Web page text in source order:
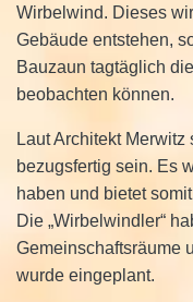
Wirbelwind. Dieses
Gebäude entstehen,
Bauzaun tagtäglich
beobachten können.
Laut Architekt
bezugsfertig sein. Es
haben und bietet
Die „Wirbelwindler“
Gemeinschaftsräume
wurde eingeplant.